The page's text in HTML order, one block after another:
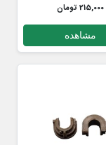
215,000 تومان
مشاهده